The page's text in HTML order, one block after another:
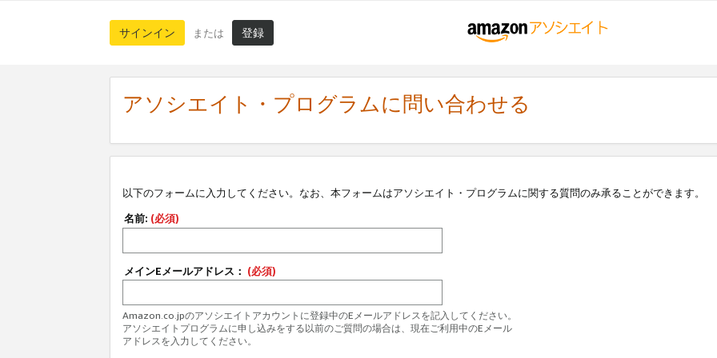
サインイン または 登録
アソシエイト・プログラムに問い合わせる
以下のフォームに入力してください。なお、本フォームはアソシエイト・プログラムに関する質問のみ承ることができます。
名前: (必須)
メインEメールアドレス： (必須)
Amazon.co.jpのアソシエイトアカウントに登録中のEメールアドレスを記入してください。
アソシエイトプログラムに申し込みをする以前のご質問の場合は、現在ご利用中のEメール
アドレスを入力してください。